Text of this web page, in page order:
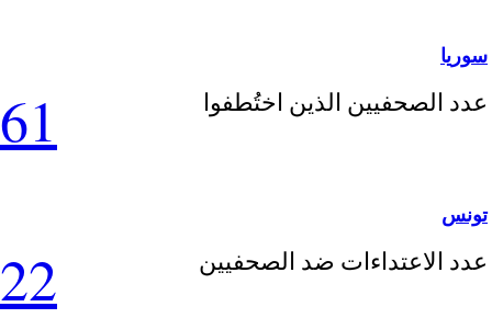
سوريا
61 عدد الصحفيين الذين اختُطفوا
تونس
22 عدد الاعتداءات ضد الصحفيين